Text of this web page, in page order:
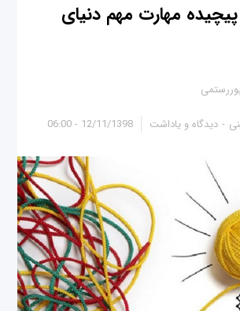
مهارت مهم دنیای
12/11/1398 - 06:00 دیدگاه و یاداشت